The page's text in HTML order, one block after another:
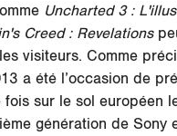
Uncharted 3 :
Creed : Revelations
visiteurs. Comme
a été l’occasion de
sur le sol européen
génération de Sony